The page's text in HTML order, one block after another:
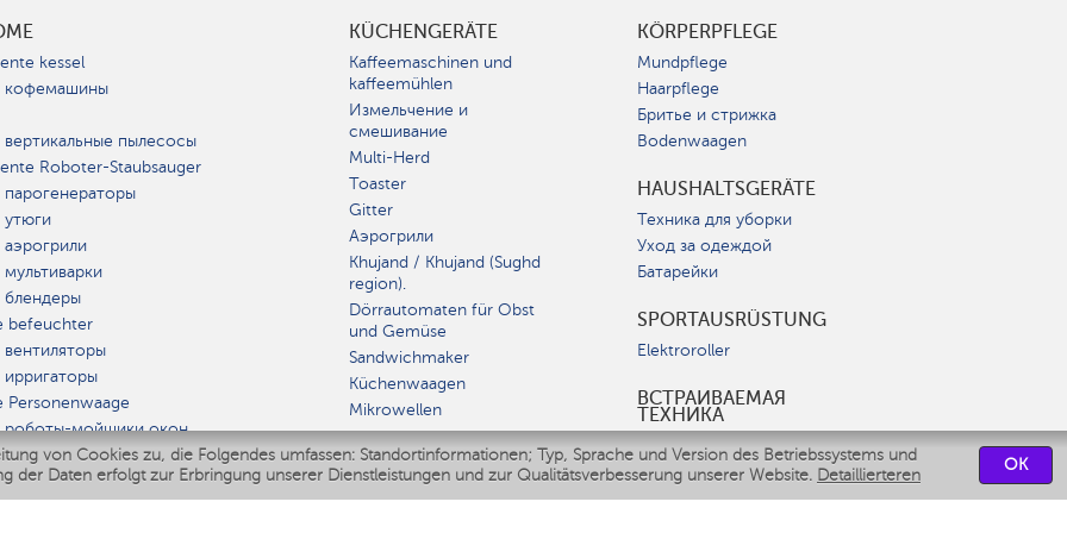
von Cookies zu, die Folgendes umfassen: Standortinformationen; Typ, Sprache und Version des Betriebssystems und
Daten erfolgt zur Erbringung unserer Dienstleistungen und zur Qualitätsverbesserung unserer Website. Detaillierteren
OK
kessel
кофемашины
пылесосы
Roboter-Staubsauger
befeuchter
Personenwaage
роботы-мойщики окон
Multikocher
IQ Home
KÜCHENGERÄTE
Kaffeemaschinen und
kaffeemühlen
Измельчение и
смешивание
Multi-Herd
Toaster
Gitter
Аэрогрили
Khujand / Khujand (Sughd
region).
Dörrautomaten für Obst
und Gemüse
Sandwichmaker
Küchenwaagen
Mikrowellen
GERÄT
KÖRPERPFLEGE
Mundpflege
Haarpflege
Бритье и стрижка
Bodenwaagen
HAUSHALTSGERÄTE
Техника для уборки
Уход за одеждой
Батарейки
SPORTAUSRÜSTUNG
Elektroroller
ВСТРАИВАЕМАЯ
ТЕХНИКА
Вытяжки
Варочные панели
Духовые шкафы